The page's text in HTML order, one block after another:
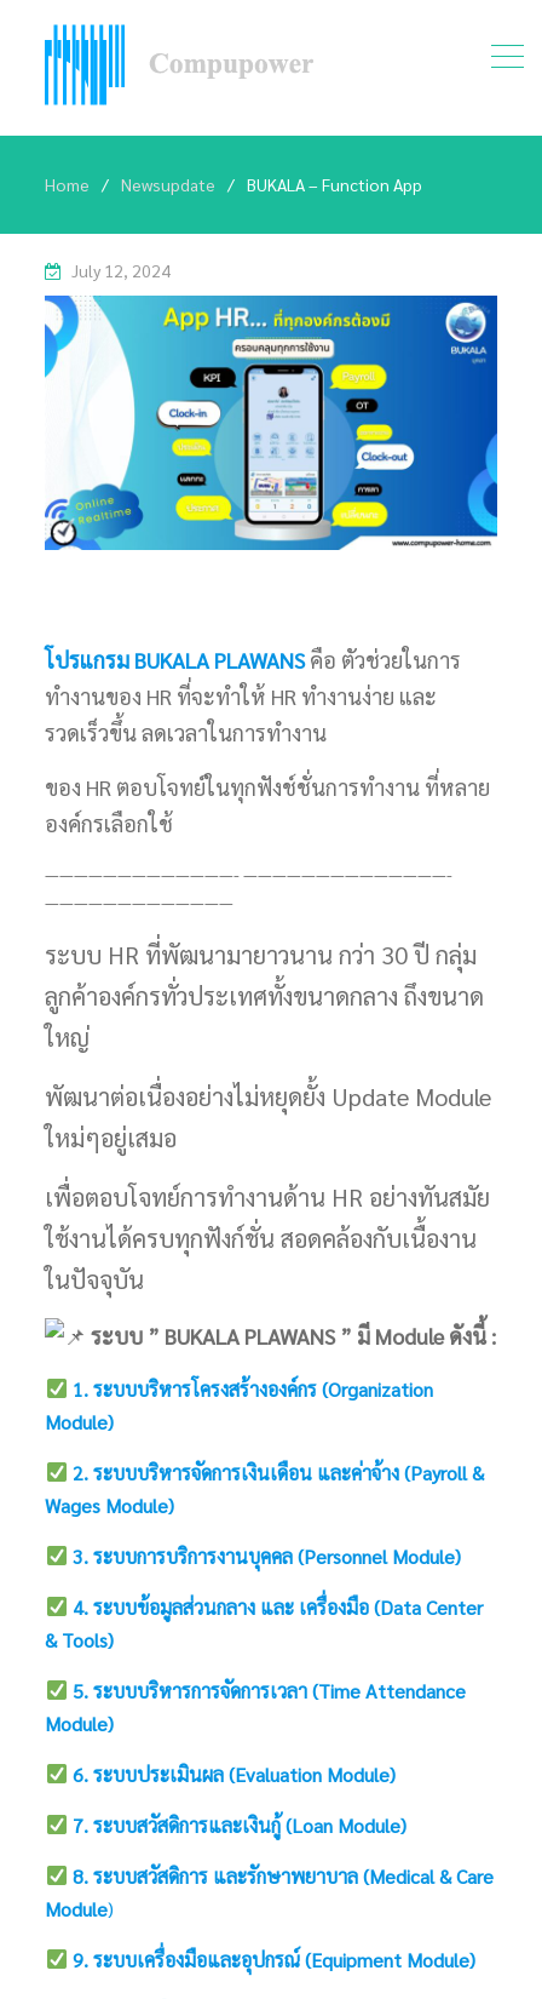
Home Newsupdate BUKALA – Function App
July 12, 2024
โปรแกรม BUKALA PLAWANSคือ ตัวช่วยในการ
ทำงานของ HR ที่จะทำให้ HR ทำงานง่าย และ
รวดเร็วขึ้น ลดเวลาในการทำงาน
ของ HR ตอบโจทย์ในทุกฟังช์ชั่นการทำงาน ที่หลาย
องค์กรเลือกใช้
—————————————- ——————————————-
—————————————
ระบบ HR ที่พัฒนามายาวนาน กว่า 30 ปี กลุ่ม
ลูกค้าองค์กรทั่วประเทศทั้งขนาดกลาง ถึงขนาด
ใหญ่
พัฒนาต่อเนื่องอย่างไม่หยุดยั้ง Update Module
ใหม่ๆอยู่เสมอ
เพื่อตอบโจทย์การทำงานด้าน HR อย่างทันสมัย
ใช้งานได้ครบทุกฟังก์ชั่น สอดคล้องกับเนื้องาน
ในปัจจุบัน
ระบบ ” BUKALA PLAWANS ” มี Module ดังนี้ :
1.ระบบบริหารโครงสร้างองค์กร (Organization
Module)
2. ระบบบริหารจัดการเงินเดือน และค่าจ้าง (Payroll &
Wages Module)
3. ระบบการบริการงานบุคคล (Personnel Module)
4. ระบบข้อมูลส่วนกลาง และ เครื่องมือ (Data Center
& Tools)
5. ระบบบริหารการจัดการเวลา (Time Attendance
Module)
6. ระบบประเมินผล (Evaluation Module)
7. ระบบสวัสดิการและเงินกู้ (Loan Module)
8. ระบบสวัสดิการ และรักษาพยาบาล (Medical & Care
Module)
9. ระบบเครื่องมือและอุปกรณ์ (Equipment Module)